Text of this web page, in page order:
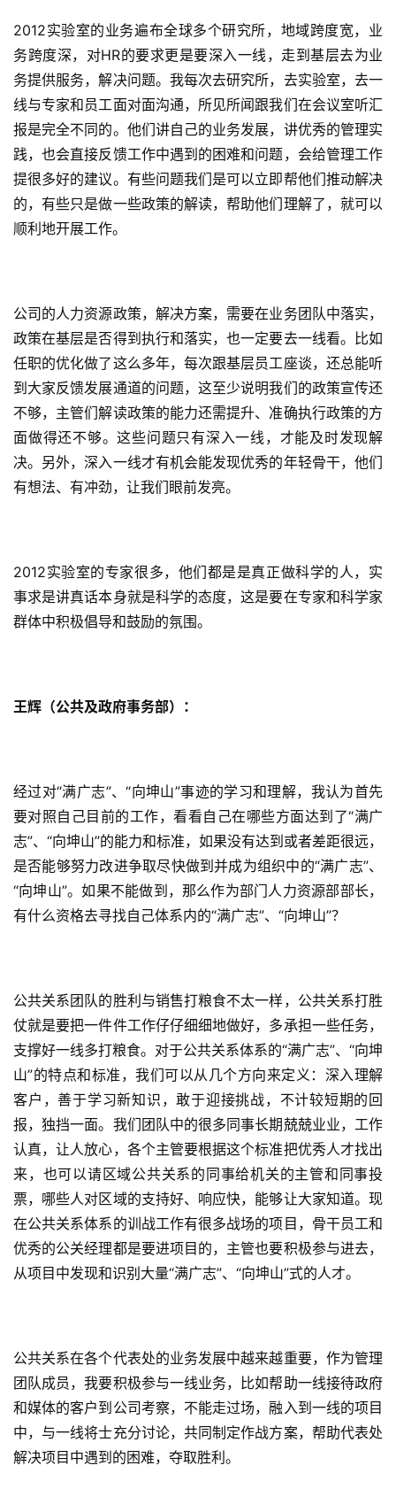
2012实验室的业务遍布全球多个研究所，地域跨度宽，业
务跨度深，对HR的要求更是要深入一线，走到基层去为业
务提供服务，解决问题。我每次去研究所，去实验室，去一
线与专家和员工面对面沟通，所见所闻跟我们在会议室听汇
报是完全不同的。他们讲自己的业务发展，讲优秀的管理实
践，也会直接反馈工作中遇到的困难和问题，会给管理工作
提很多好的建议。有些问题我们是可以立即帮他们推动解决
的，有些只是做一些政策的解读，帮助他们理解了，就可以
顺利地开展工作。
公司的人力资源政策，解决方案，需要在业务团队中落实，
政策在基层是否得到执行和落实，也一定要去一线看。比如
任职的优化做了这么多年，每次跟基层员工座谈，还总能听
到大家反馈发展通道的问题，这至少说明我们的政策宣传还
不够，主管们解读政策的能力还需提升、准确执行政策的方
面做得还不够。这些问题只有深入一线，才能及时发现解
决。另外，深入一线才有机会能发现优秀的年轻骨干，他们
有想法、有冲劲，让我们眼前发亮。
2012实验室的专家很多，他们都是是真正做科学的人，实
事求是讲真话本身就是科学的态度，这是要在专家和科学家
群体中积极倡导和鼓励的氛围。
王辉（公共及政府事务部）：
经过对“满广志”、“向坤山”事迹的学习和理解，我认为首先
要对照自己目前的工作，看看自己在哪些方面达到了“满广
志”、“向坤山”的能力和标准，如果没有达到或者差距很远，
是否能够努力改进争取尽快做到并成为组织中的“满广志”、
“向坤山”。如果不能做到，那么作为部门人力资源部部长，
有什么资格去寻找自己体系内的“满广志”、“向坤山”？
公共关系团队的胜利与销售打粮食不太一样，公共关系打胜
仗就是要把一件件工作仔仔细细地做好，多承担一些任务，
支撑好一线多打粮食。对于公共关系体系的“满广志”、“向坤
山”的特点和标准，我们可以从几个方向来定义：深入理解
客户，善于学习新知识，敢于迎接挑战，不计较短期的回
报，独挡一面。我们团队中的很多同事长期兢兢业业，工作
认真，让人放心，各个主管要根据这个标准把优秀人才找出
来，也可以请区域公共关系的同事给机关的主管和同事投
票，哪些人对区域的支持好、响应快，能够让大家知道。现
在公共关系体系的训战工作有很多战场的项目，骨干员工和
优秀的公关经理都是要进项目的，主管也要积极参与进去，
从项目中发现和识别大量“满广志”、“向坤山”式的人才。
公共关系在各个代表处的业务发展中越来越重要，作为管理
团队成员，我要积极参与一线业务，比如帮助一线接待政府
和媒体的客户到公司考察，不能走过场，融入到一线的项目
中，与一线将士充分讨论，共同制定作战方案，帮助代表处
解决项目中遇到的困难，夺取胜利。